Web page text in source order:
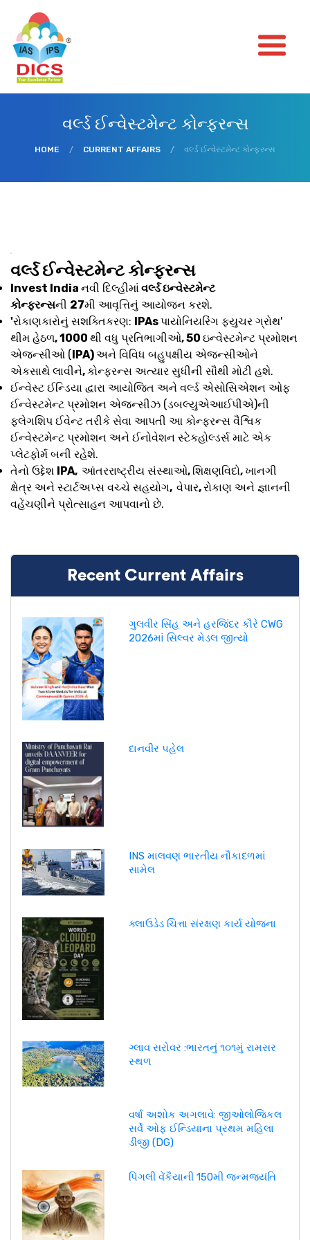
વર્લ્ડ ઈન્વેસ્ટમેન્ટ કોન્ફરન્સ
HOME / CURRENT AFFAIRS / વર્લ્ડ ઈન્વેસ્ટમેન્ટ કોન્ફરન્સ
વર્લ્ડ ઈન્વેસ્ટમેન્ટ કોન્ફરન્સ
Invest India નવી દિલ્હીમાંવર્લ્ડ ઇન્વેસ્ટમેન્ટ
કોન્ફરન્સની 27મી આવૃત્તિનું આયોજન કરશે.
'રોકાણકારોનું સશક્તિકરણ: IPAsપાયોનિયરિંગ ફ્યુચર ગ્રોથ'
થીમ હેઠળ, 1000 થી વધુ પ્રતિભાગીઓ, 50 ઇન્વેસ્ટમેન્ટ પ્રમોશન
એજન્સીઓ (IPA)અને વિવિધ બહુપક્ષીય એજન્સીઓને
એકસાથે લાવીને,કોન્ફરન્સ અત્યાર સુધીની સૌથી મોટી હશે.
ઈન્વેસ્ટ ઈન્ડિયા દ્વારા આયોજિત અને વર્લ્ડ એસોસિએશન ઓફ
ઈન્વેસ્ટમેન્ટ પ્રમોશન એજન્સીઝ (ડબલ્યુએઆઈપીએ)ની
ફ્લેગશિપ ઈવેન્ટ તરીકે સેવા આપતી આ કોન્ફરન્સ વૈશ્વિક
ઈન્વેસ્ટમેન્ટ પ્રમોશન અને ઈનોવેશન સ્ટેકહોલ્ડર્સ માટે એક
પ્લેટફોર્મ બની રહેશે.
તેનો ઉદ્દેશ IPA, આંતરરાષ્ટ્રીય સંસ્થાઓ, શિક્ષણવિદો,ખાનગી
ક્ષેત્ર અને સ્ટાર્ટઅપ્સ વચ્ચે સહયોગ, વેપાર,રોકાણ અને જ્ઞાનની
વહેંચણીને પ્રોત્સાહન આપવાનો છે.
Recent Current Affairs
ગુલવીર સિંહ અને હરજિંદર કૌરે CWG
2026માં સિલ્વર મેડલ જીત્યો
દાનવીર પહેલ
INS માલવણ ભારતીય નૌકાદળમાં
સામેલ
ક્લાઉડેડ ચિત્તા સંરક્ષણ કાર્ય યોજના
ગ્લાવ સરોવર :ભારતનું ૧૦૧મું રામસર
સ્થળ
વર્ષા અશોક અગલાવે: જીઓલોજિકલ
સર્વે ઓફ ઈન્ડિયાના પ્રથમ મહિલા
ડીજી (DG)
પિંગલી વેંકૈયાની 150મી જન્મજયંતિ